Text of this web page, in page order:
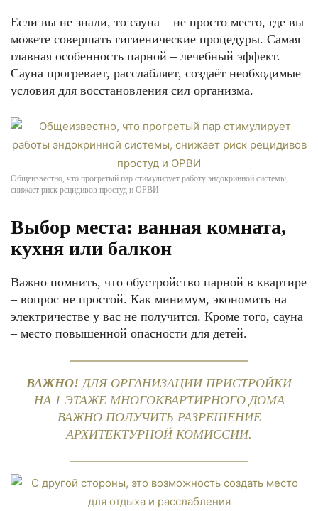
Если вы не знали, то сауна – не просто место, где вы
можете совершать гигиенические процедуры. Самая
главная особенность парной – лечебный эффект.
Сауна прогревает, расслабляет, создаёт необходимые
условия для восстановления сил организма.
Общеизвестно, что прогретый пар стимулирует работу эндокринной системы,
снижает риск рецидивов простуд и ОРВИ
Выбор места: ванная комната,
кухня или балкон
Важно помнить, что обустройство парной в квартире
– вопрос не простой. Как минимум, экономить на
электричестве у вас не получится. Кроме того, сауна
– место повышенной опасности для детей.
ВАЖНО! ДЛЯ ОРГАНИЗАЦИИ ПРИСТРОЙКИ
НА 1 ЭТАЖЕ МНОГОКВАРТИРНОГО ДОМА
ВАЖНО ПОЛУЧИТЬ РАЗРЕШЕНИЕ
АРХИТЕКТУРНОЙ КОМИССИИ.